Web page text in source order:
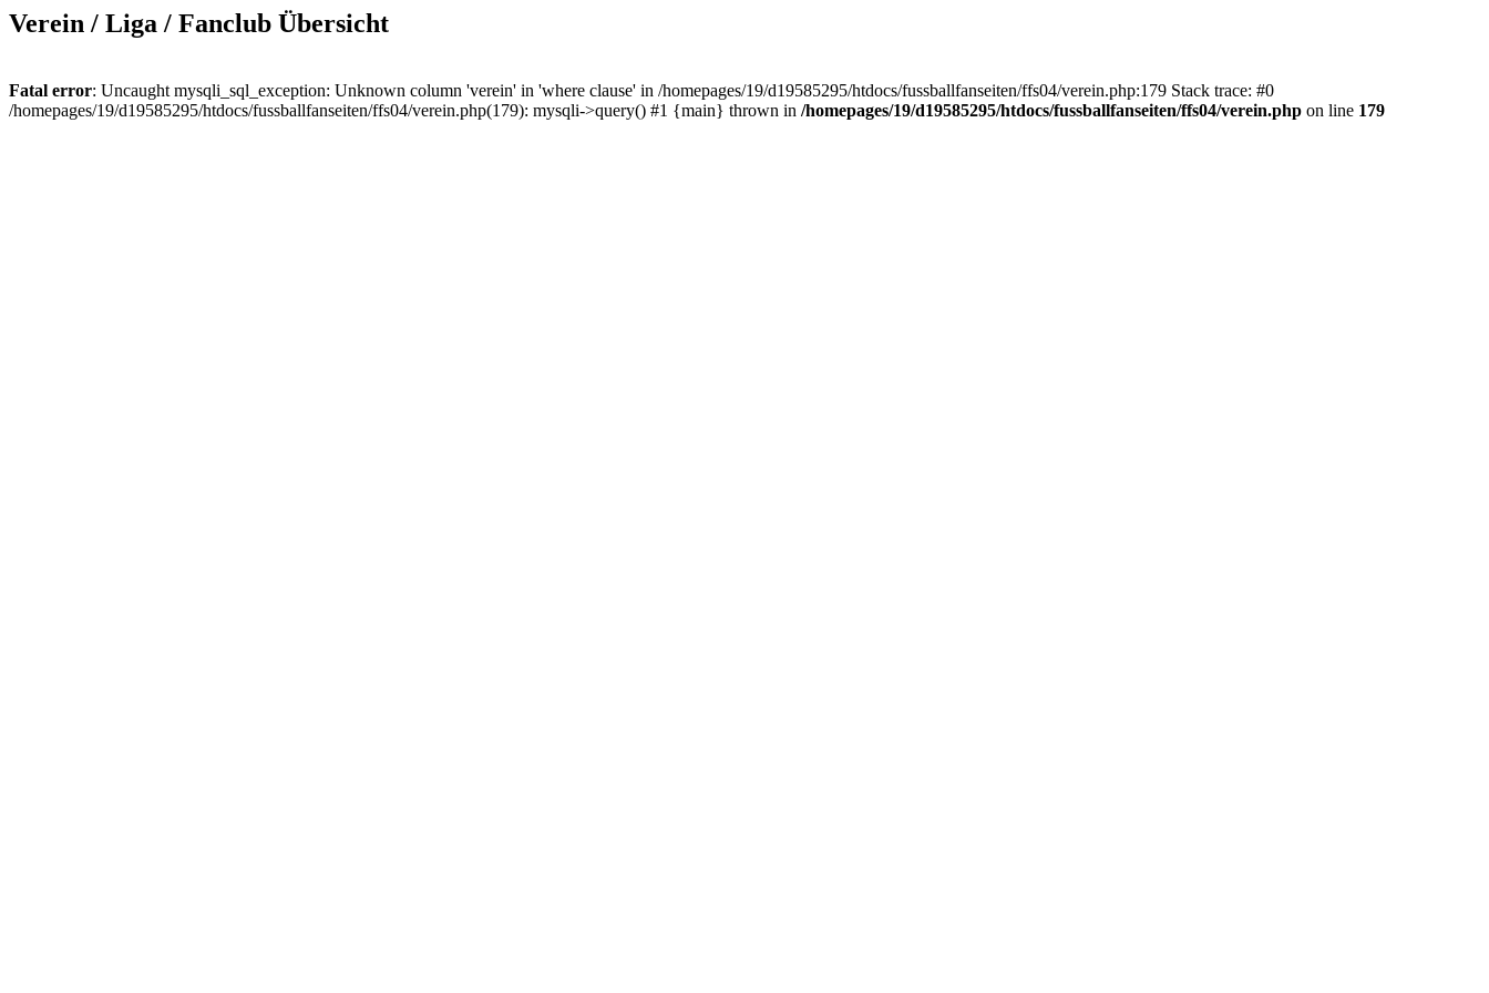
Verein / Liga / Fanclub Übersicht
Fatal error: Uncaught mysqli_sql_exception: Unknown column 'verein' in 'where clause' in /homepages/19/d19585295/htdocs/fussballfanseiten/ffs04/verein.php:179 Stack trace: #0
/homepages/19/d19585295/htdocs/fussballfanseiten/ffs04/verein.php(179): mysqli->query() #1 {main} thrown in /homepages/19/d19585295/htdocs/fussballfanseiten/ffs04/verein.php on line 179